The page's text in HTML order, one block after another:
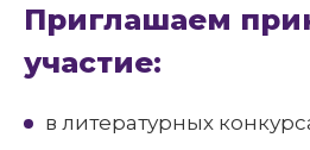
Приглашаем
участие:
в литературных